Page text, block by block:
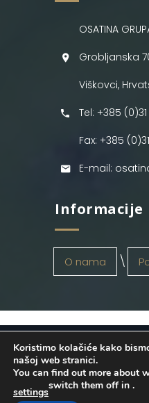
OSATINA
Grobljanska
Viškovci,
Tel: +385
Fax: +385
E-mail:
Informacije
O nama
OSATINA GRUPA
byINFOS Osijek.
Koristimo kolačiće kako
našoj web stranici.
You can find out more about
switch them off in
settings
.